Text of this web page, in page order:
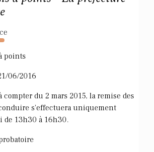
points
06/2016
compter du 2 mars 2015, la remise des
s'effectuera uniquement
de 13h30 à 16h30.